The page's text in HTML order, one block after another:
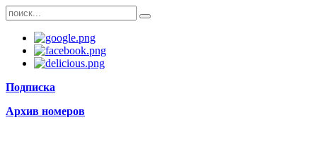
Подписка
Архив номеров